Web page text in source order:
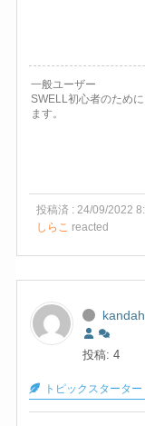
一般ユーザー
SWELL初心者のために
ます。
投稿済 : 24/09/2022
しらこ reacted
投稿: 4
トピックスターター